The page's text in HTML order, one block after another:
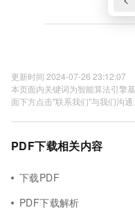
更新时间 2024-07-26 23:12:07
本页面内关键词为智能算法引擎
面下方点击"联系我们"与我们沟通。
PDF下载相关内容
下载PDF
PDF下载解析